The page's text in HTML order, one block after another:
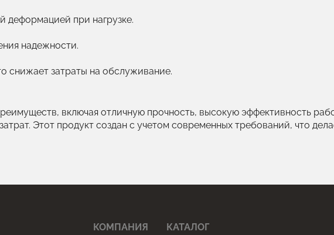
деформацией при нагрузке.
надежности.
снижает затраты на обслуживание.
включая отличную прочность, высокую эффективность
Этот продукт создан с учетом современных требований, что
КОМПАНИЯ КАТАЛОГ